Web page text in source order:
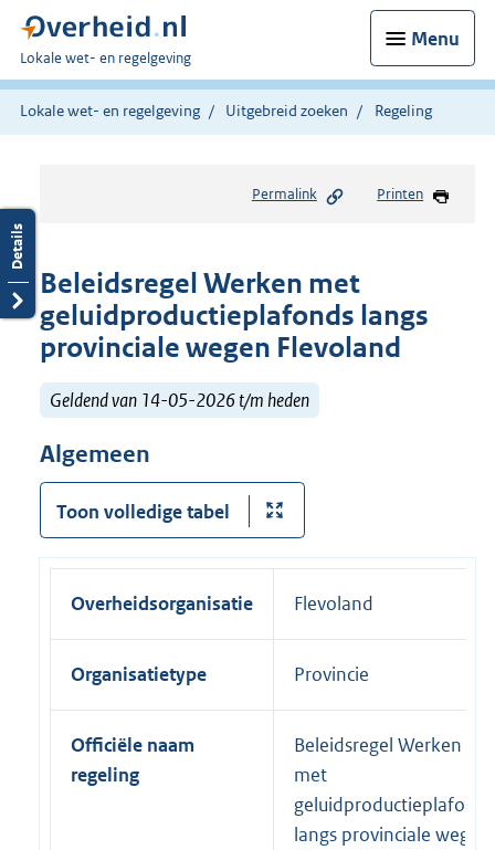
Menu
U
bent
hier:
Lokale wet- en regelgeving
Lokale wet- en regelgeving Uitgebreid zoeken Regeling
Permalink Printen
Beleidsregel Werken met
geluidproductieplafonds langs
provinciale wegen Flevoland
Geldend van 14-05-2026 t/m heden
Algemeen
Toon volledige tabel
Overheidsorganisatie Flevoland
Organisatietype Provincie
Officiële naam
regeling
Beleidsregel Werken
met
geluidproductieplafonds
langs provinciale wegen